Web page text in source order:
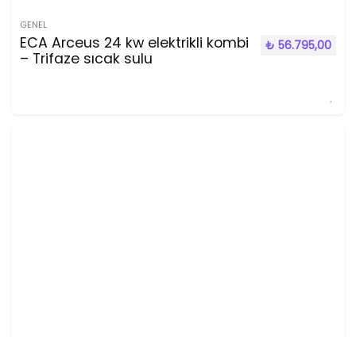
GENEL
ECA Arceus 24 kw elektrikli kombi
– Trifaze sıcak sulu
₺ 56.795,00